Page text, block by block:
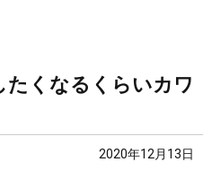
たくなるくらいカワ
2020年12月13日